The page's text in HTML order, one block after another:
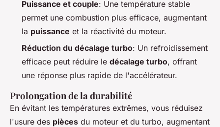
Puissance et couple: Une température stable
permet une combustion plus efficace, augmentant
la puissance et la réactivité du moteur.
Réduction du décalage turbo: Un refroidissement
efficace peut réduire le décalage turbo, offrant
une réponse plus rapide de l'accélérateur.
Prolongation de la durabilité
En évitant les températures extrêmes, vous réduisez
l'usure des pièces du moteur et du turbo, augmentant